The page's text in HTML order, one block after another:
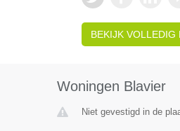
BEKIJK VOLLEDIG
Woningen Blavier
Niet gevestigd in de